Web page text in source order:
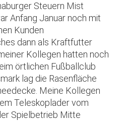
Steuern Mist
Anfang Januar noch mit
Kunden
dann als Kraftfutter
Kollegen hatten noch
örtlichen Fußballclub
lag die Rasenfläche
Meine Kollegen
Teleskoplader vom
Spielbetrieb Mitte